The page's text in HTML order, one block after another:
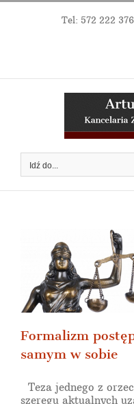
Przejdź
Tel: 572 222 376
Idź do...
Formalizm
samym w sobie
Teza jednego z
szeregu aktualnych